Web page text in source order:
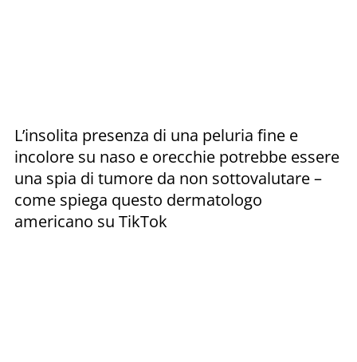
L’insolita presenza di una peluria fine e
incolore su naso e orecchie potrebbe essere
una spia di tumore da non sottovalutare –
come spiega questo dermatologo
americano su TikTok